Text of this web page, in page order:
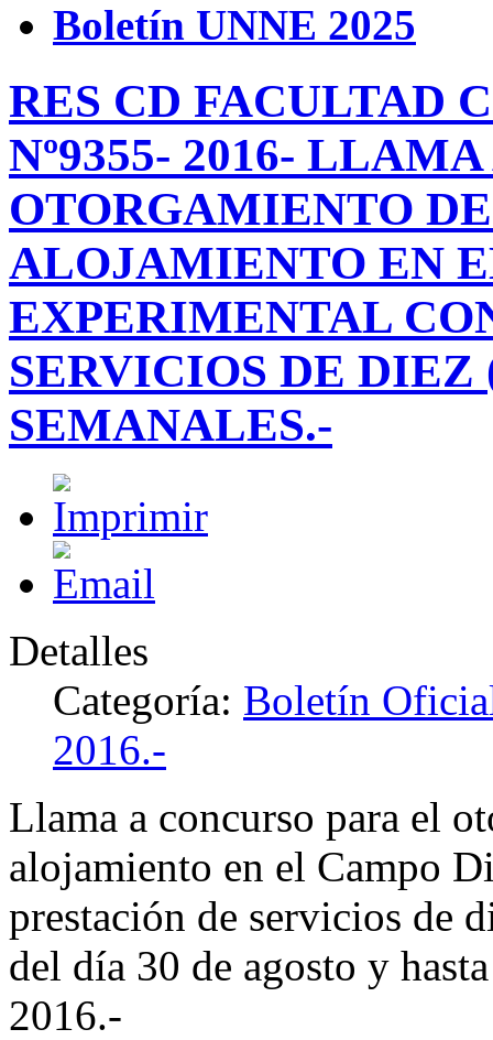
Boletín UNNE 2025
RES CD FACULTAD
Nº9355- 2016-
OTORGAMIENTO
ALOJAMIENTO EN
EXPERIMENTAL
SERVICIOS DE DIEZ
SEMANALES.-
Detalles
Categoría: Boletín
2016.-
Llama a concurso para el
alojamiento en el Campo
prestación de servicios de
del día 30 de agosto y
2016.-